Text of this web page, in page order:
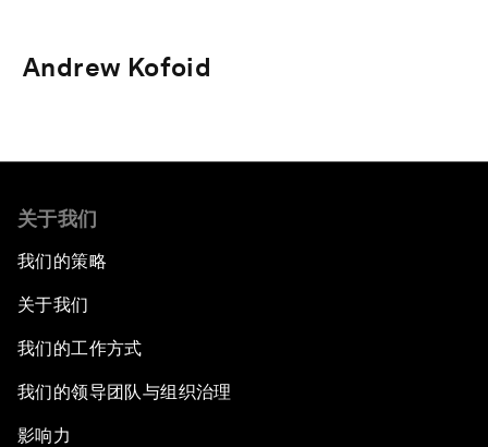
Andrew Kofoid
关于我们
我们的策略
关于我们
我们的工作方式
我们的领导团队与组织治理
影响力